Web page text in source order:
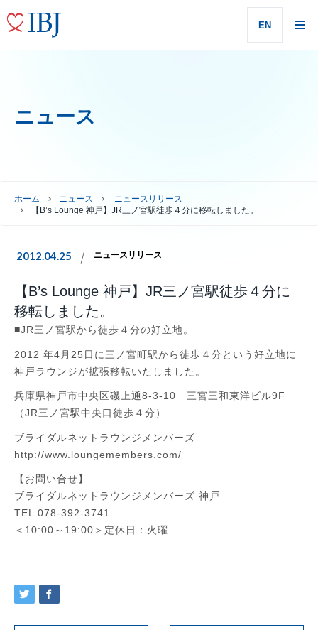
EN
ニュース
ホーム ニュース
ニュースリリース
【B’s Lounge 神戸】JR三ノ宮駅徒歩４分に移転しました。
2012.04.25 ニュースリリース
【B’s Lounge 神戸】JR三ノ宮駅徒歩４分に
移転しました。
■JR三ノ宮駅から徒歩４分の好立地。
2012 年4月25日に三ノ宮町駅から徒歩４分という好立地に
神戸ラウンジが拡張移転いたしました。
兵庫県神戸市中央区磯上通8-3-10 三宮三和東洋ビル9F
（JR三ノ宮駅中央口徒歩４分）
ブライダルネットラウンジメンバーズ
http://www.loungemembers.com/
【お問い合せ】
ブライダルネットラウンジメンバーズ 神戸
TEL 078-392-3741
＜10:00～19:00＞定休日：火曜